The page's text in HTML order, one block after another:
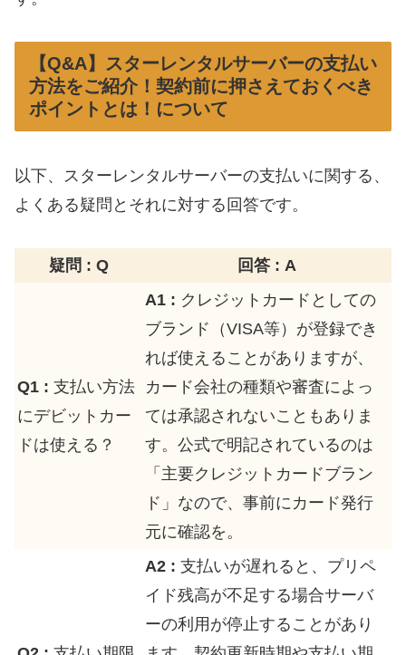
【Q&A】スターレンタルサーバーの支払い
方法をご紹介！契約前に押さえておくべき
ポイントとは！について
以下、スターレンタルサーバーの支払いに関する、
よくある疑問とそれに対する回答です。
疑問 : Q 回答 : A
Q1 : 支払い方法
にデビットカー
ドは使える？
A1 : クレジットカードとしての
ブランド（VISA等）が登録でき
れば使えることがありますが、
カード会社の種類や審査によっ
ては承認されないこともありま
す。公式で明記されているのは
「主要クレジットカードブラン
ド」なので、事前にカード発行
元に確認を。
A2 : 支払いが遅れると、プリペ
イド残高が不足する場合サーバ
ーの利用が停止することがあり